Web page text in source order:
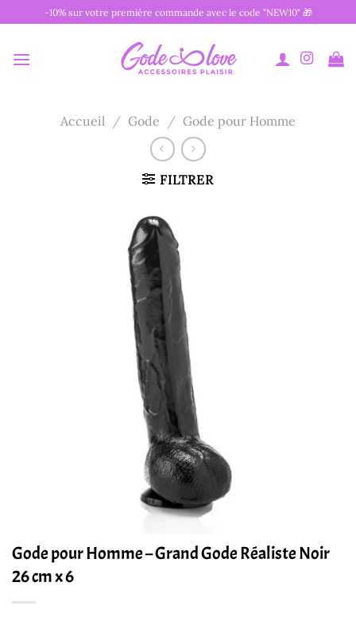
au
-10% sur votre première commande avec le code "NEW10" 🎁
Accueil / Gode / Gode pour Homme
FILTRER
Gode pour Homme – Grand Gode Réaliste Noir
26 cm x 6